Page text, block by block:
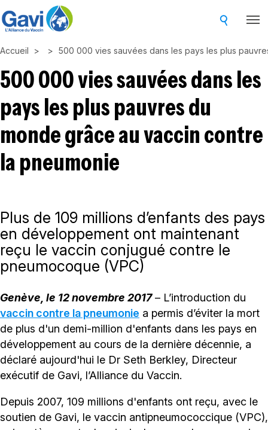
Skip
to
content
Accueil 500 000 vies sauvées dans les pays les plus
500 000 vies sauvées dans les
pays les plus pauvres du
monde grâce au vaccin contre
la pneumonie
Plus de 109 millions d’enfants des pays
en développement ont maintenant
reçu le vaccin conjugué contre le
pneumocoque (VPC)
Genève, le 12 novembre 2017– L’introduction du
vaccin contre la pneumonie a permis d’éviter la mort
de plus d'un demi-million d'enfants dans les pays en
développement au cours de la dernière décennie, a
déclaré aujourd'hui le Dr Seth Berkley, Directeur
exécutif de Gavi, l’Alliance du Vaccin.
Depuis 2007, 109 millions d'enfants ont reçu, avec le
soutien de Gavi, le vaccin antipneumococcique (VPC),